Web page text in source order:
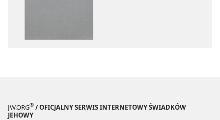
2018)
2018)
JW.ORG® / OFICJALNY SERWIS INTERNETOWY ŚWIADKÓW
JEHOWY